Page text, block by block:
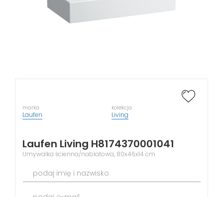
marka
Laufen
kolekcja
Living
Laufen Living H8174370001041
Umywalka ścienna/nablatowa, 80x46x14 cm
podaj imię i nazwisko